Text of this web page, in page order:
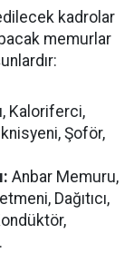
kadrolar
memurlar
Kaloriferci,
Şoför,
Anbar Memuru,
Dağıtıcı,